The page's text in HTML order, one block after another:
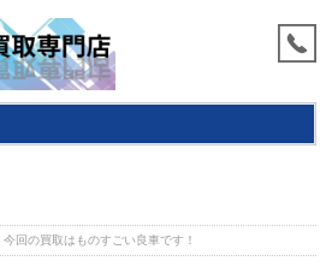
今回の買取はものすごい良車です！